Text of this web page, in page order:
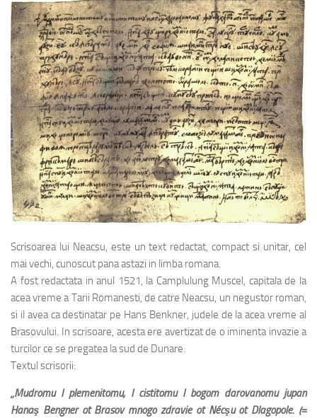
Scrisoarea lui Neacsu, este un text redactat, compact si unitar, cel
mai vechi, cunoscut pana astazi in limba romana.
A fost redactata in anul 1521, la Camplulung Muscel, capitala de la
acea vreme a Tarii Romanesti, de catre Neacsu, un negustor roman,
si il avea ca destinatar pe Hans Benkner, judele de la acea vreme al
Brasovului. In scrisoare, acesta ere avertizat de o iminenta invazie a
turcilor ce se pregatea la sud de Dunare.
Textul scrisorii:
„Mudromu I plemenitomu, I cistitomu I bogom darovanomu jupan
Hanaş Bengner ot Brasov mnogo zdravie ot Nécşu ot Dlagopole. (=